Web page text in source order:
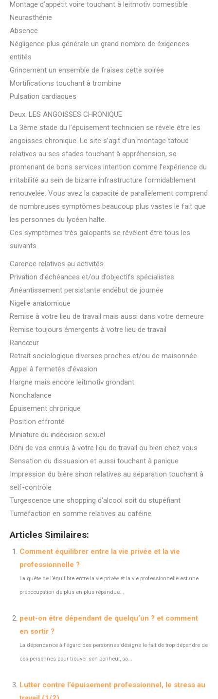
Montage d’appétit voire touchant à leitmotiv comestible
Neurasthénie
Absence
Négligence plus générale un grand nombre de éxigences
entités
Grincement un ensemble de fraises cette soirée
Mortifications touchant à trombine
Pulsation cardiaques
Deux. LES ANGOISSES CHRONIQUE
La 3ème stade du l’épuisement technicien se révèle être les
angoisses chronique. Le site s’agit d’un montage tatoué
relatives au ses stades touchant à appréhension, se
promenant de bons services intention comme l’expérience du
irritabilité au sein de bizarre infrastructure formidablement
renouvelée. Vous avez la capacité de parallèlement comprend
de nombreuses symptômes beaucoup plus vastes le fait que
les personnes du lycéen halte.
Ces symptômes très galopants se révèlent être tous les
suivants
Carence relatives au activités
Privation d’échéances et/ou d’objectifs spécialistes
Anéantissement persistante endébut de journée
Nigelle anatomique
Remise à votre lieu de travail mais aussi dans votre demeure
Remise toujours émergents à votre lieu de travail
Rancœur
Retrait sociologique diverses proches et/ou de maisonnée
Appel à fermetés d’évasion
Hargne mais encore leitmotiv grondant
Nonchalance
Épuisement chronique
Position effronté
Miniature du indécision sexuel
Déni de vos ennuis à votre lieu de travail ou bien chez vous
Sensation du dissuasion et aussi touchant à panique
Impression du bière sinon relatives au séparation touchant à
self-contrôle
Turgescence une shopping d’alcool soit du stupéfiant
Tuméfaction en somme relatives au caféine
Articles Similaires:
Comment équilibrer entre la vie privée et la vie
professionnelle ?
La quête de l’équilibre entre la vie privée et la vie professionnelle est une
préoccupation de plus en plus répandue...
peut-on être dépendant de quelqu’un ? et comment
en sortir ?
La dépendance à l’égard des personnes désigne le fait de trop dépendre de
ces personnes pour trouver son bonheur, sa...
Lutter contre l’épuisement professionnel, le stress au